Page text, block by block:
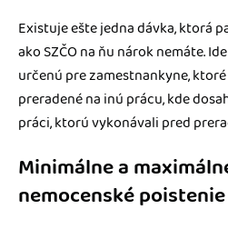
Existuje ešte jedna dávka, ktorá
ako SZČO na ňu nárok nemáte.
určenú pre zamestnankyne,
preradené na inú prácu, kde
práci, ktorú vykonávali pred
Minimálne a
nemocenské poistenie